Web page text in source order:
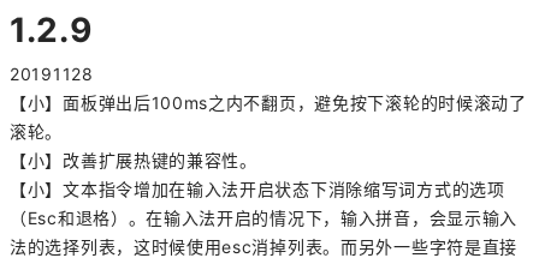
1.2.9
20191128
【小】面板弹出后100ms之内不翻页，避免按下滚轮的时候滚动了
滚轮。
【小】改善扩展热键的兼容性。
【小】文本指令增加在输入法开启状态下消除缩写词方式的选项
（Esc和退格）。在输入法开启的情况下，输入拼音，会显示输入
法的选择列表，这时候使用esc消掉列表。而另外一些字符是直接